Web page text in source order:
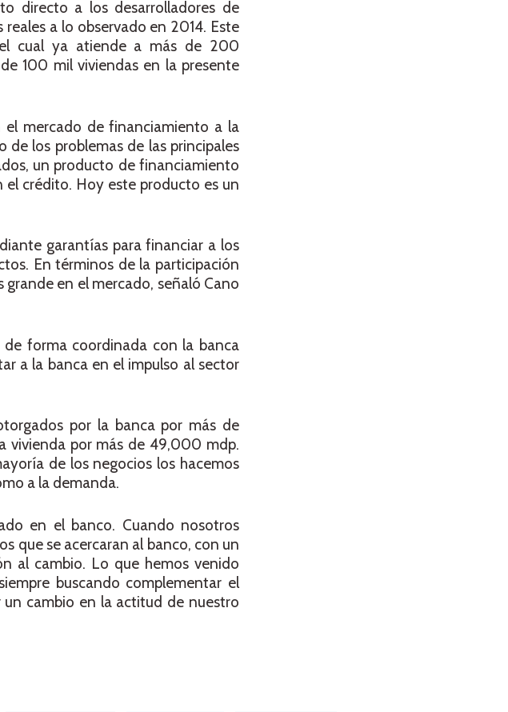
directo a los desarrolladores de
a lo observado en 2014. Este
cual ya atiende a más de 200
100 mil viviendas en la presente
el mercado de financiamiento a la
los problemas de las principales
un producto de financiamiento
el crédito. Hoy este producto es un
garantías para financiar a los
En términos de la participación
en el mercado, señaló Cano
de forma coordinada con la banca
a la banca en el impulso al sector
por la banca por más de
vivienda por más de 49,000 mdp.
de los negocios los hacemos
a la demanda.
en el banco. Cuando nosotros
que se acercaran al banco, con un
al cambio. Lo que hemos venido
buscando complementar el
cambio en la actitud de nuestro